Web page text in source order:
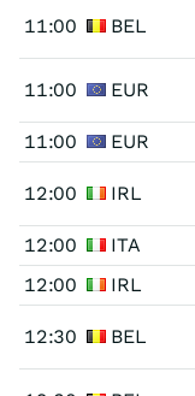
11:00 BEL
11:00 EUR
11:00 EUR
12:00 IRL
12:00 ITA
12:00
IRL
12:30 BEL